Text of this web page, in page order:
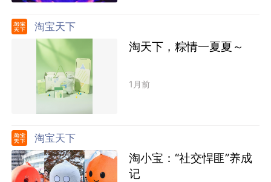
淘宝天下
淘天下，粽情一夏夏～
1月前
淘宝天下
淘小宝：“社交悍匪”养成
记